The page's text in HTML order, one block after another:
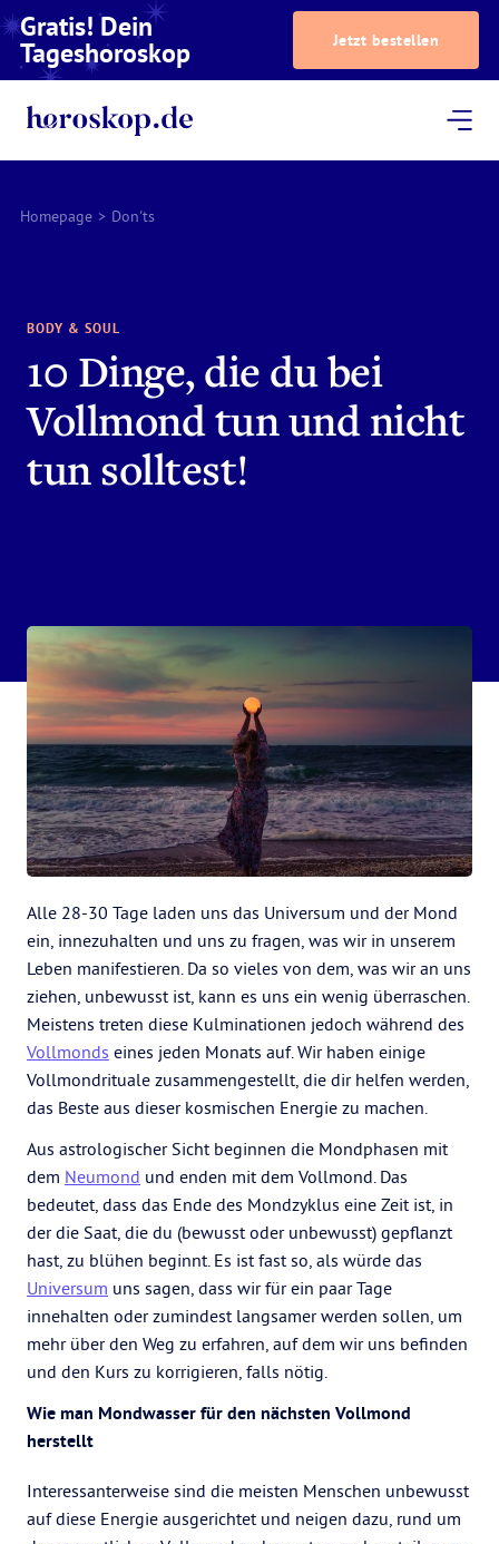
Gratis! Dein
Tageshoroskop Jetzt bestellen
Homepage > Don'ts
BODY & SOUL
10 Dinge, die du bei
Vollmond tun und nicht
tun solltest!
Alle 28-30 Tage laden uns das Universum und der Mond
ein, innezuhalten und uns zu fragen, was wir in unserem
Leben manifestieren. Da so vieles von dem, was wir an uns
ziehen, unbewusst ist, kann es uns ein wenig überraschen.
Meistens treten diese Kulminationen jedoch während des
Vollmonds eines jeden Monats auf. Wir haben einige
Vollmondrituale zusammengestellt, die dir helfen werden,
das Beste aus dieser kosmischen Energie zu machen.
Aus astrologischer Sicht beginnen die Mondphasen mit
dem Neumond und enden mit dem Vollmond. Das
bedeutet, dass das Ende des Mondzyklus eine Zeit ist, in
der die Saat, die du (bewusst oder unbewusst) gepflanzt
hast, zu blühen beginnt. Es ist fast so, als würde das
Universum uns sagen, dass wir für ein paar Tage
innehalten oder zumindest langsamer werden sollen, um
mehr über den Weg zu erfahren, auf dem wir uns befinden
und den Kurs zu korrigieren, falls nötig.
Wie man Mondwasser für den nächsten Vollmond
herstellt
Interessanterweise sind die meisten Menschen unbewusst
auf diese Energie ausgerichtet und neigen dazu, rund um